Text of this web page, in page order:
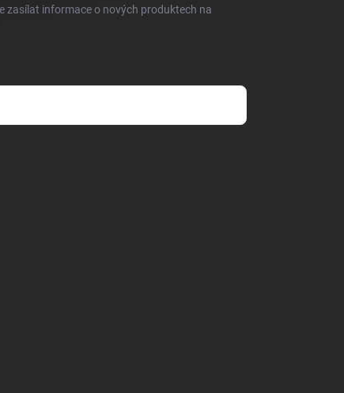
zasílat informace o nových produktech na